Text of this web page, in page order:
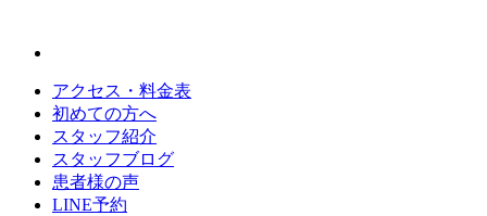
アクセス・料金表
初めての方へ
スタッフ紹介
スタッフブログ
患者様の声
LINE予約